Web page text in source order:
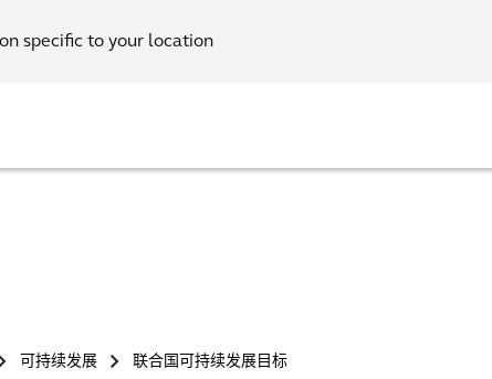
specific to your location
可持续发展 > 联合国可持续发展目标